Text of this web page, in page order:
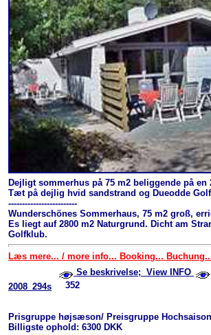
Dejligt sommerhus på 75 m2 beliggende på en
Tæt på dejlig hvid sandstrand og Dueodde
-------------------------
Wunderschönes Sommerhaus, 75 m2 groß,
Es liegt auf 2800 m2 Naturgrund. Dicht am
Golfklub.
Læs mere... / more info... Booking...
2008_294s
Se beskrivelse; View INFO
352
Prisgruppe højsæson/ Preisgruppe
Billigste ophold: 6300 DKK